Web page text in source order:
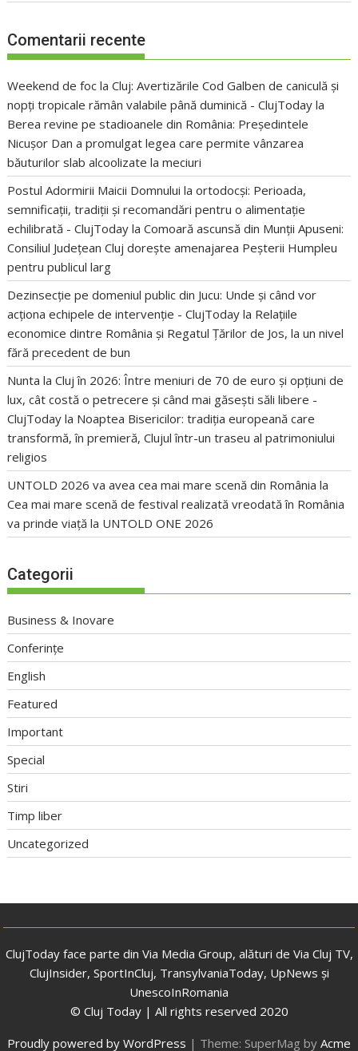
Comentarii recente
Weekend de foc la Cluj: Avertizările Cod Galben de caniculă și
nopți tropicale rămân valabile până duminică - ClujToday la
Berea revine pe stadioanele din România: Președintele
Nicușor Dan a promulgat legea care permite vânzarea
băuturilor slab alcoolizate la meciuri
Postul Adormirii Maicii Domnului la ortodocși: Perioada,
semnificații, tradiții și recomandări pentru o alimentație
echilibrată - ClujToday laComoară ascunsă din Munții Apuseni:
Consiliul Județean Cluj dorește amenajarea Peșterii Humpleu
pentru publicul larg
Dezinsecție pe domeniul public din Jucu: Unde și când vor
acționa echipele de intervenție - ClujToday la Relațiile
economice dintre România și Regatul Țărilor de Jos, la un nivel
fără precedent de bun
Nunta la Cluj în 2026: Între meniuri de 70 de euro și opțiuni de
lux, cât costă o petrecere și când mai găsești săli libere -
ClujToday la Noaptea Bisericilor: tradiția europeană care
transformă, în premieră, Clujul într-un traseu al patrimoniului
religios
UNTOLD 2026 va avea cea mai mare scenă din România la
Cea mai mare scenă de festival realizată vreodată în România
va prinde viață la UNTOLD ONE 2026
Categorii
Business & Inovare
Conferințe
English
Featured
Important
Special
Stiri
Timp liber
Uncategorized
ClujToday face parte din Via Media Group, alături de Via Cluj TV,
ClujInsider, SportInCluj, TransylvaniaToday, UpNews și
UnescoInRomania
© Cluj Today | All rights reserved 2020
Proudly powered by WordPress | Theme: SuperMag by Acme